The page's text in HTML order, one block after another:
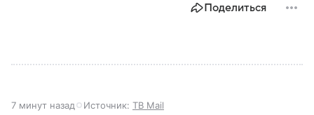
Поделиться
7 минут назад Источник: ТВ Mail